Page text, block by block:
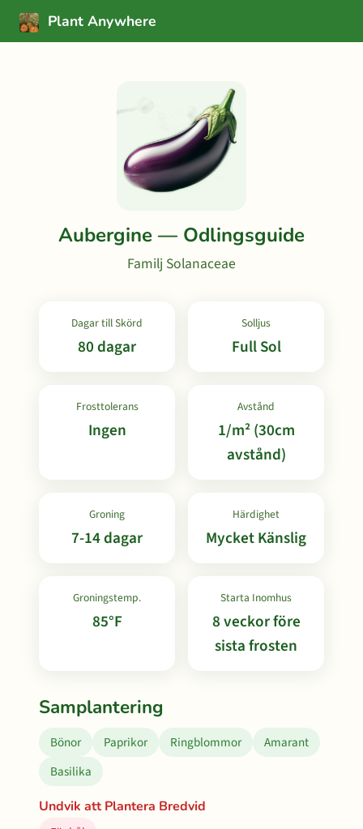
Plant Anywhere
Aubergine — Odlingsguide
Familj Solanaceae
Dagar till Skörd
80 dagar
Solljus
Full Sol
Frosttolerans
Ingen
Avstånd
1/m² (30cm
avstånd)
Groning
7-14 dagar
Härdighet
Mycket Känslig
Groningstemp.
85°F
Starta Inomhus
8 veckor före
sista frosten
Samplantering
Bönor Paprikor Ringblommor
Amarant
Basilika
Undvik att Plantera Bredvid